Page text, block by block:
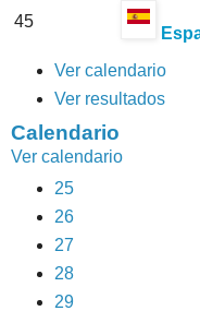
45
Ver calendario
Ver resultados
Calendario
Ver calendario
25
26
27
28
29